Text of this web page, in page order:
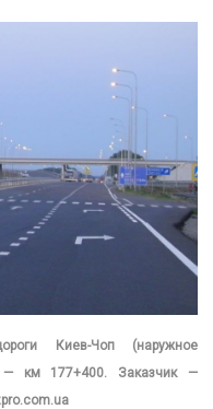
Киев-Чоп (наружное
— км 177+400. Заказчик —